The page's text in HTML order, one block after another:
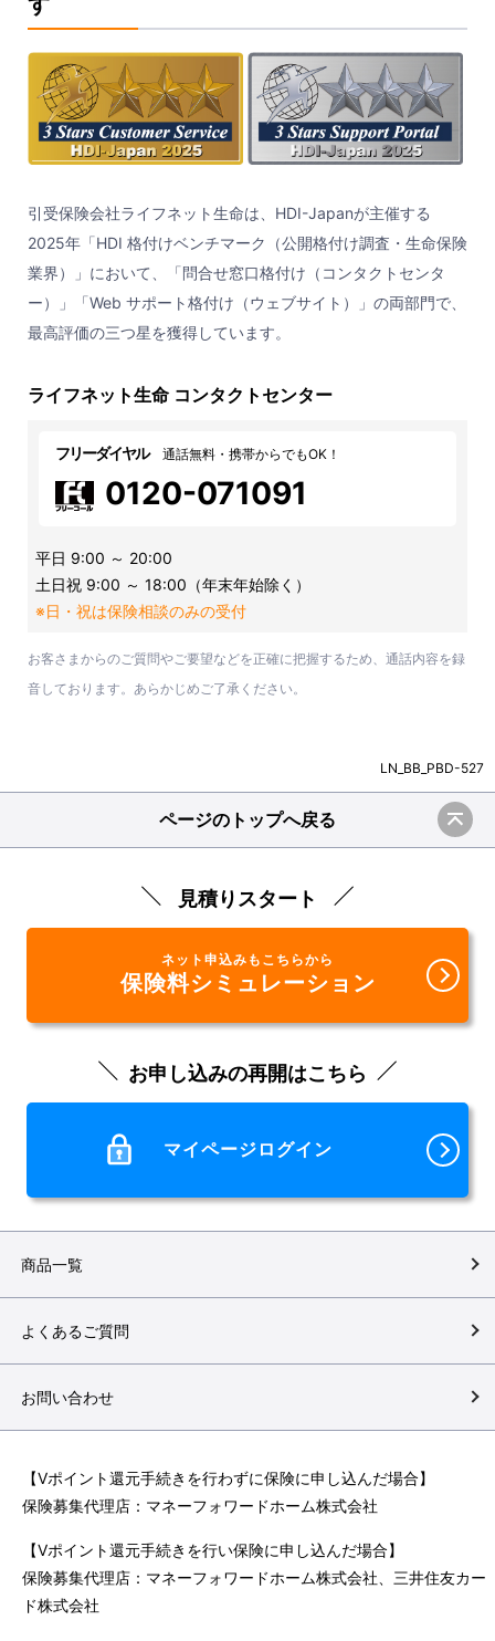
引受保険会社ライフネット生命は、HDI-Japanが主催する
2025年「HDI 格付けベンチマーク（公開格付け調査・生命保険
業界）」において、「問合せ窓口格付け（コンタクトセンタ
ー）」「Web サポート格付け（ウェブサイト）」の両部門で、
最高評価の三つ星を獲得しています。
ライフネット生命 コンタクトセンター
フリーダイヤル 通話無料・携帯からでもOK！
0120-071091
平日 9:00 ～ 20:00
土日祝 9:00 ～ 18:00（年末年始除く）
※日・祝は保険相談のみの受付
お客さまからのご質問やご要望などを正確に把握するため、通話内容を録
音しております。あらかじめご了承ください。
LN_BB_PBD-527
見積りスタート
ネット申込みもこちらから
保険料シミュレーション
お申し込みの再開はこちら
マイページログイン
商品一覧
よくあるご質問
お問い合わせ
【Vポイント還元手続きを行わずに保険に申し込んだ場合】
保険募集代理店：マネーフォワードホーム株式会社
【Vポイント還元手続きを行い保険に申し込んだ場合】
保険募集代理店：マネーフォワードホーム株式会社、三井住友カー
ド株式会社
ページのトップへ戻る